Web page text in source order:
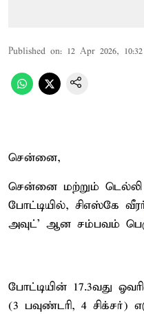
Published on: 12 Apr 2026,
சென்னை,
சென்னை மற்றும்
போட்டியில், சிஎஸ்கே
அவுட்’ ஆன சம்பவம்
போட்டியின் 17.3வது
(3 பவுண்டரி, 4 சிக்சர்)